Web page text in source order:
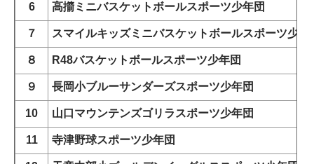
6 高擶ミニバスケットボールスポーツ少年団
７ スマイルキッズミニバスケットボールスポーツ少年
８ R48バスケットボールスポーツ少年団
９ 長岡小ブルーサンダーズスポーツ少年団
10 山口マウンテンズゴリラスポーツ少年団
11 寺津野球スポーツ少年団